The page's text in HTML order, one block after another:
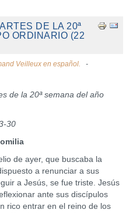
DE LA 20ª
ORDINARIO (22
Veilleux en español.
de la 20ª semana del año
30
ayer, que buscaba la
a renunciar a sus
a Jesús, se fue triste. Jesús
ante sus discípulos
rico entrar en el reino de los